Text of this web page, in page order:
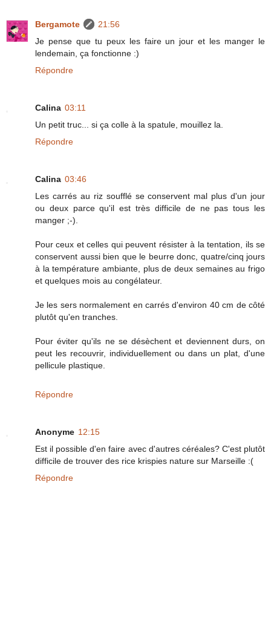
Bergamote
21:56
Je pense que tu peux les faire un jour et les manger le
lendemain, ça fonctionne :)
Répondre
Calina 03:11
Un petit truc... si ça colle à la spatule, mouillez la.
Répondre
Calina 03:46
Les carrés au riz soufflé se conservent mal plus d'un jour
ou deux parce qu'il est très difficile de ne pas tous les
manger ;-).
Pour ceux et celles qui peuvent résister à la tentation, ils se
conservent aussi bien que le beurre donc, quatre/cinq jours
à la température ambiante, plus de deux semaines au frigo
et quelques mois au congélateur.
Je les sers normalement en carrés d'environ 40 cm de côté
plutôt qu'en tranches.
Pour éviter qu'ils ne se désèchent et deviennent durs, on
peut les recouvrir, individuellement ou dans un plat, d'une
pellicule plastique.
Répondre
Anonyme 12:15
Est il possible d'en faire avec d'autres céréales? C'est plutôt
difficile de trouver des rice krispies nature sur Marseille :(
Répondre